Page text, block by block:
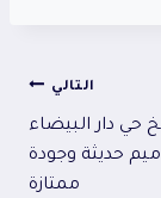
التالي
حي دار البيضاء
حديثة وجودة
ممتازة